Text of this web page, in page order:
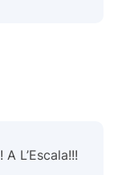
L’Escala!!!